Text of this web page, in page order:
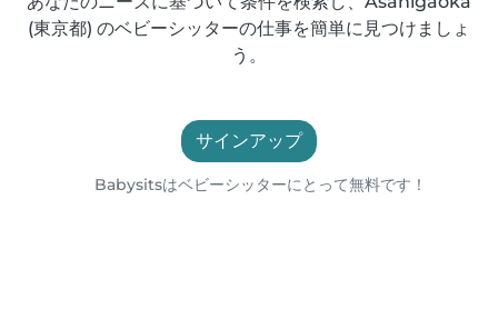
(東京都) のベビーシッターの仕事を簡単に見つけましょ
う。
サインアップ
Babysitsはベビーシッターにとって無料です！